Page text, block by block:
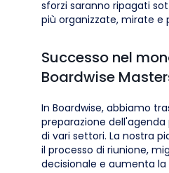
sforzi saranno ripagati
più organizzate, mirate e
Successo nel
Boardwise
In Boardwise, abbiamo
preparazione dell'agenda
di vari settori. La nostra
il processo di riunione,
decisionale e aumenta